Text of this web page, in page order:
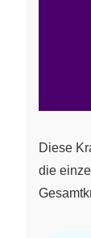
Diese
die